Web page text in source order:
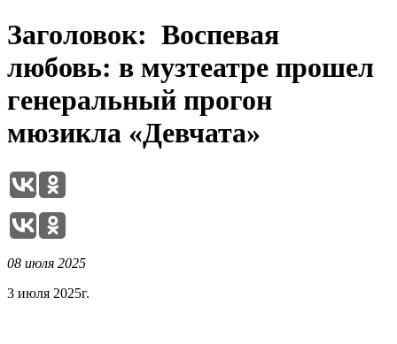
Заголовок: Воспевая
любовь: в музтеатре прошел
генеральный прогон
мюзикла «Девчата»
08 июля 2025
3 июля 2025г.